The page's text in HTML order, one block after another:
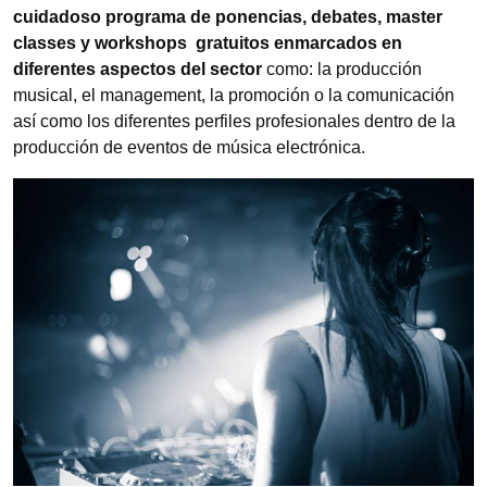
cuidadoso programa de ponencias, debates, master
classes y workshops gratuitos enmarcados en
diferentes aspectos del sector como: la producción
musical, el management, la promoción o la comunicación
así como los diferentes perfiles profesionales dentro de la
producción de eventos de música electrónica.